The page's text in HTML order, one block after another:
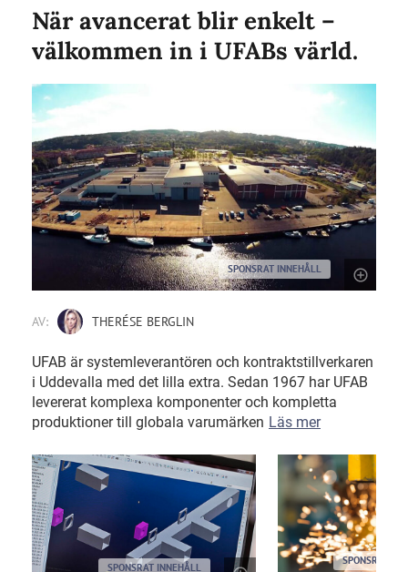
När avancerat blir enkelt –
välkommen in i UFABs värld.
SPONSRAT INNEHÅLL
AV: THERÉSE BERGLIN
UFAB är systemleverantören och kontraktstillverkaren
i Uddevalla med det lilla extra. Sedan 1967 har UFAB
levererat komplexa komponenter och kompletta
produktioner till globala varumärken Läs mer
SPONSRAT INNEHÅLL
SPONSRAT